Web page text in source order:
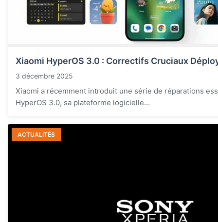
Xiaomi HyperOS 3.0 : Correctifs Cruciaux
3 décembre 2025
Xiaomi a récemment introduit une série de réparations
HyperOS 3.0, sa plateforme logicielle...
ACTUALITÉS